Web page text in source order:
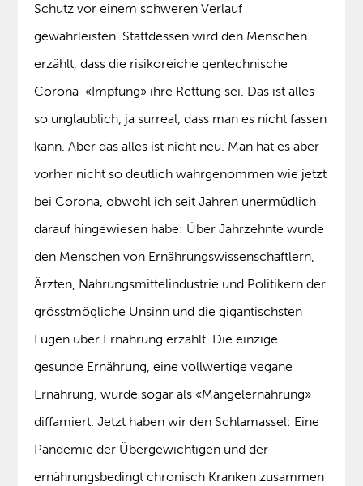
Schutz vor einem schweren Verlauf
gewährleisten. Stattdessen wird den Menschen
erzählt, dass die risikoreiche gentechnische
Corona-«Impfung» ihre Rettung sei. Das ist alles
so unglaublich, ja surreal, dass man es nicht fassen
kann. Aber das alles ist nicht neu. Man hat es aber
vorher nicht so deutlich wahrgenommen wie jetzt
bei Corona, obwohl ich seit Jahren unermüdlich
darauf hingewiesen habe: Über Jahrzehnte wurde
den Menschen von Ernährungswissenschaftlern,
Ärzten, Nahrungsmittelindustrie und Politikern der
grösstmögliche Unsinn und die gigantischsten
Lügen über Ernährung erzählt. Die einzige
gesunde Ernährung, eine vollwertige vegane
Ernährung, wurde sogar als «Mangelernährung»
diffamiert. Jetzt haben wir den Schlamassel: Eine
Pandemie der Übergewichtigen und der
ernährungsbedingt chronisch Kranken zusammen